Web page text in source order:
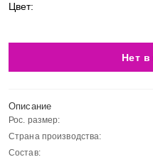
Цвет:
Нет в
Описание
Рос. размер:
Страна производства:
Состав: